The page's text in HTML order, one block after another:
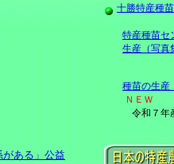
がある」公益
十勝特産種
特産種苗セ
生産（写真
種苗の生産
ＮＥＷ
令和７年産